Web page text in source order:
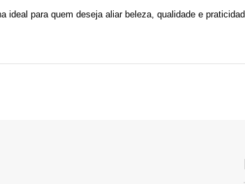
ideal para quem deseja aliar beleza, qualidade e